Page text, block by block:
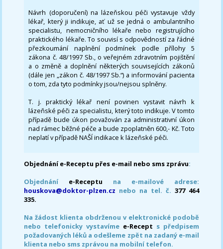
Návrh (doporučení) na lázeňskou péči vystavuje vždy
lékař, který ji indikuje, ať už se jedná o ambulantního
specialistu, nemocničního lékaře nebo registrujícího
praktického lékaře. To souvisí s odpovědností za řádné
přezkoumání naplnění podmínek podle přílohy 5
zákona č. 48/1997 Sb., o veřejném zdravotním pojištění
a o změně a doplnění některých souvisejících zákonů
(dále jen „zákon č. 48/1997 Sb.“) a informování pacienta
o tom, zda tyto podmínky jsou/nejsou splněny.
T. j. praktický lékař není povinen vystavit návrh k
lázeňské péči za specialistu, který toto indikuje. V tomto
případě bude úkon považován za administrativní úkon
nad rámec běžné péče a bude zpoplatněn 600,- Kč. Toto
neplatí v případě NAŠÍ indikace k lázeňské péči.
Objednání e-Receptu přes e-mail nebo sms zprávu:
Objednání e-Receptu na e-mailové adrese:
houskova@doktor-plzen.cz nebo na tel. č. 377 464
335.
Na žádost klienta obdrženou v elektronické podobě
nebo telefonicky vystavíme e-Recept s předpisem
požadovaných léků a odešleme zpět na zadaný e-mail
klienta nebo sms zprávou na mobilní telefon.